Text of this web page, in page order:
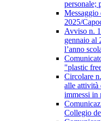
personale;
2025/
Avviso n.
gennaio al
l’anno
"plastic
Circolare
alle attività
immessi in
Collegio